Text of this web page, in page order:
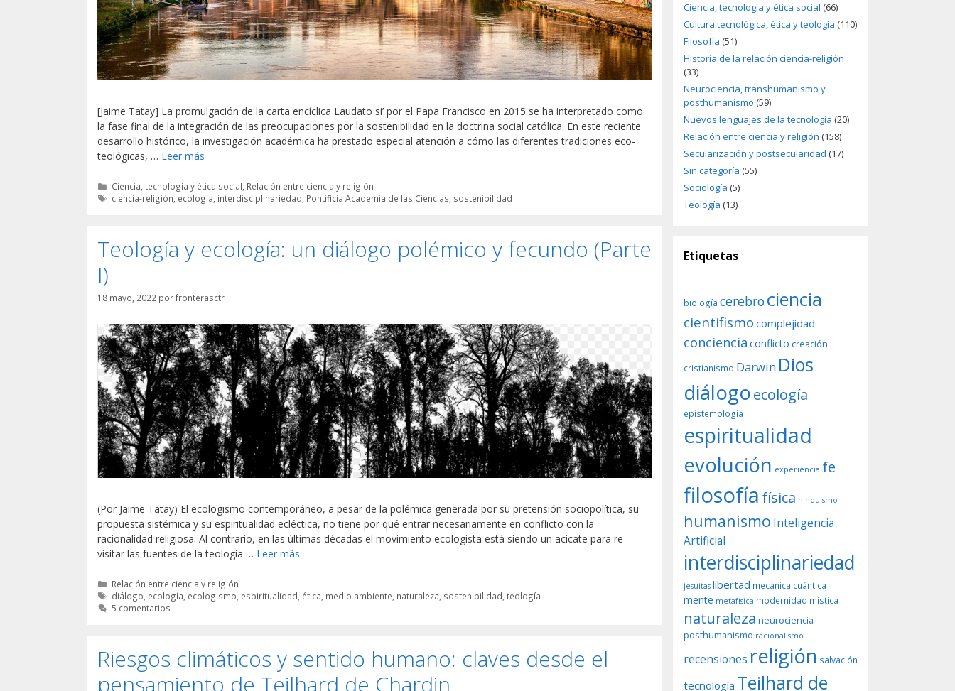
[Jaime Tatay] La promulgación de la carta encíclica Laudato si’ por el Papa Francisco en 2015 se ha interpretado como
la fase final de la integración de las preocupaciones por la sostenibilidad en la doctrina social católica. En este reciente
desarrollo histórico, la investigación académica ha prestado especial atención a cómo las diferentes tradiciones eco-
teológicas, … Leer más
Categorías
Ciencia, tecnología y ética social Relación entre ciencia y religión
Etiquetas
ciencia-religión ecología interdisciplinariedad Pontificia Academia de las Ciencias sostenibilidad
Teología y ecología: un diálogo polémico y fecundo (Parte
I)
18 mayo, 2022 porfronterasctr
(Por Jaime Tatay) El ecologismo contemporáneo, a pesar de la polémica generada por su pretensión sociopolítica, su
propuesta sistémica y su espiritualidad ecléctica, no tiene por qué entrar necesariamente en conflicto con la
racionalidad religiosa. Al contrario, en las últimas décadas el movimiento ecologista está siendo un acicate para re-
visitar las fuentes de la teología … Leer más
Categorías
Relación entre ciencia y religión
Etiquetas
diálogo ecología ecologismo espiritualidad ética medio ambiente naturaleza sostenibilidad ,teología
5 comentarios
Riesgos climáticos y sentido humano: claves desde el
pensamiento de Teilhard de Chardin
Ciencia, tecnología y ética social (66)
Cultura tecnológica, ética y teología (110)
Filosofía (51)
Historia de la relación ciencia-religión
(33)
Neurociencia, transhumanismo y
posthumanismo (59)
Nuevos lenguajes de la tecnología (20)
Relación entre ciencia y religión (158)
Secularización y postsecularidad (17)
Sin categoría (55)
Sociología (5)
Teología (13)
Etiquetas
biología cerebro ciencia
cientifismo complejidad
conciencia conflicto creación
cristianismo Darwin Dios
diálogoecología
epistemología
espiritualidad
evolución experiencia fe
filosofía física hinduismo
humanismo Inteligencia
Artificial
interdisciplinariedad
jesuitas libertad mecánica cuántica
mente metafísica modernidad mística
naturaleza neurociencia
posthumanismo racionalismo
recensiones religión salvación
tecnología Teilhard de